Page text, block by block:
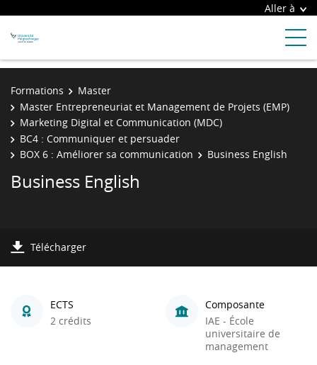
Aller à
Formations
Master
Master Entrepreneuriat et Management de Projets (EMP)
Marketing Digital et Communication (MDC)
BC4 : Communiquer et persuader
BOX 6 : Améliorer sa communication
Business English
Business English
Télécharger
ECTS
2 crédits
Composante
IAE - École
universitaire de
management